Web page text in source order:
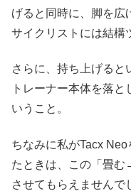
げると同時に、脚を広
サイクリストには結構
さらに、持ち上げると
トレーナー本体を落
いうこと。
ちなみに私がTacx
たときは、この「畳
させてもらえませんで